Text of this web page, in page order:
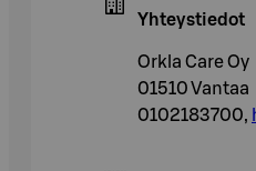
Yhteystiedot
Orkla Care Oy
01510 Vantaa
0102183700,